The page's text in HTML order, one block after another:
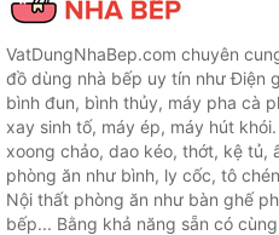
VatDungNhaBep.com chuyên
đồ dùng nhà bếp uy tín như Điện
bình đun, bình thủy, máy pha cà
xay sinh tố, máy ép, máy hút
xoong chảo, dao kéo, thớt, kệ tủ,
phòng ăn như bình, ly cốc, tô
Nội thất phòng ăn như bàn ghế
bếp... Bằng khả năng sẵn có